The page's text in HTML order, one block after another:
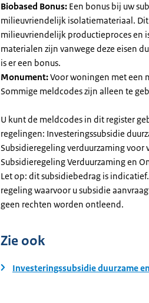
Biobased Bonus: Een bonus bij uw
milieuvriendelijk isolatiemateriaal.
milieuvriendelijk productieproces en
materialen zijn vanwege deze eisen
is er een bonus.
Monument:Voor woningen met een
Sommige meldcodes zijn alleen te
U kunt de meldcodes in dit register
regelingen: Investeringssubsidie
Subsidieregeling verduurzaming voor
Subsidieregeling Verduurzaming en
Let op: dit subsidiebedrag is
regeling waarvoor u subsidie
geen rechten worden ontleend.
Zie ook
Investeringssubsidie duurzame